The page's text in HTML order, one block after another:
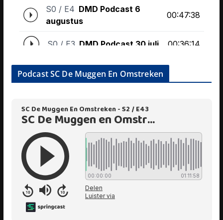
Podcast SC De Muggen En Omstreken